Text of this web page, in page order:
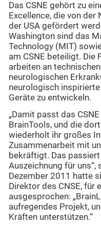
Das CSNE gehört zu
Excellence, die von
der USA gefördert
Washington sind das
Technology (MIT)
am CSNE beteiligt. Die
arbeiten an
neurologischen
neurologisch
Geräte zu entwickeln.
„Damit passt das
BrainTools, und die
wiederholt ihr großes
Zusammenarbeit mit
bekräftigt. Das
Auszeichnung für
Dezember 2011 hatte
Direktor des CNSE, für
ausgesprochen:
aufregendes Projekt,
Kräften unterstützen.“